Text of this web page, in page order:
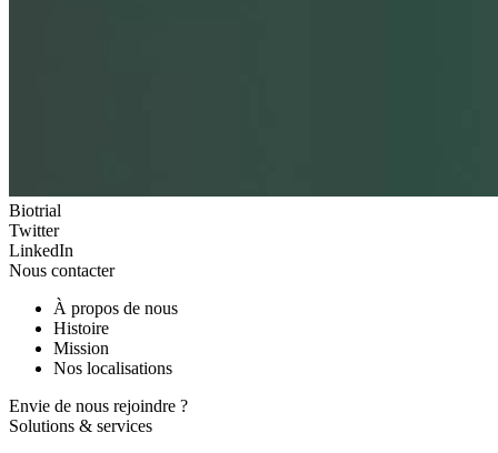
Biotrial
Twitter
LinkedIn
Nous contacter
À propos de nous
Histoire
Mission
Nos localisations
Envie de nous rejoindre ?
Solutions & services